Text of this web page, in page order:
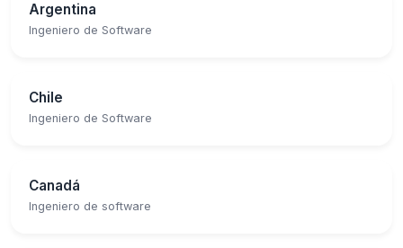
Argentina
Ingeniero de Software
Chile
Ingeniero de Software
Canadá
Ingeniero de software